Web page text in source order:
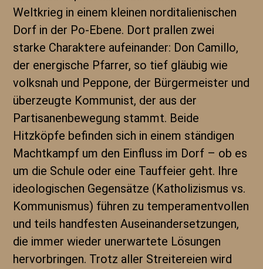
Weltkrieg in einem kleinen norditalienischen
Dorf in der Po-Ebene. Dort prallen zwei
starke Charaktere aufeinander: Don Camillo,
der energische Pfarrer, so tief gläubig wie
volksnah und Peppone, der Bürgermeister und
überzeugte Kommunist, der aus der
Partisanenbewegung stammt. Beide
Hitzköpfe befinden sich in einem ständigen
Machtkampf um den Einfluss im Dorf – ob es
um die Schule oder eine Tauffeier geht. Ihre
ideologischen Gegensätze (Katholizismus vs.
Kommunismus) führen zu temperamentvollen
und teils handfesten Auseinandersetzungen,
die immer wieder unerwartete Lösungen
hervorbringen. Trotz aller Streitereien wird